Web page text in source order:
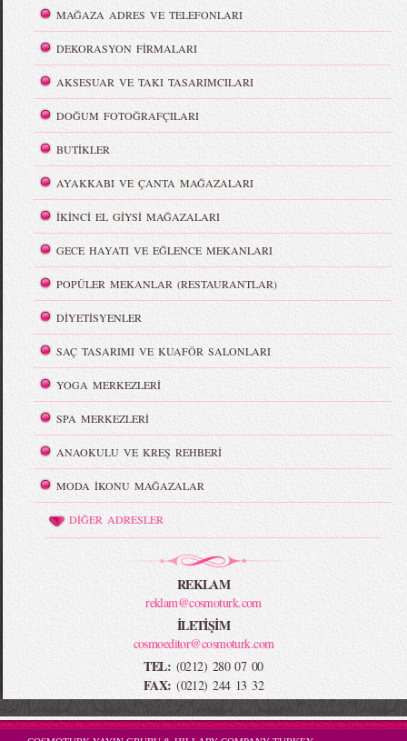
MAĞAZA ADRES VE TELEFONLARI
DEKORASYON FİRMALARI
AKSESUAR VE TAKI TASARIMCILARI
DOĞUM FOTOĞRAFÇILARI
BUTİKLER
AYAKKABI VE ÇANTA MAĞAZALARI
İKİNCİ EL GİYSİ MAĞAZALARI
GECE HAYATI VE EĞLENCE MEKANLARI
POPÜLER MEKANLAR (RESTAURANTLAR)
DİYETİSYENLER
SAÇ TASARIMI VE KUAFÖR SALONLARI
YOGA MERKEZLERİ
SPA MERKEZLERİ
ANAOKULU VE KREŞ REHBERİ
MODA İKONU MAĞAZALAR
DİĞER ADRESLER
REKLAM
reklam@cosmoturk.com
İLETİŞİM
cosmoeditor@cosmoturk.com
TEL: (0212) 280 07 00
FAX: (0212) 244 13 32
-->